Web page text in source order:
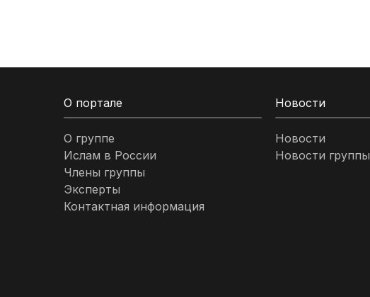
Малайзия
Марокко
Нигерия
О портале
О группе
Ислам в России
Члены группы
Эксперты
Контактная информация
Новости
Новости
Новости группы